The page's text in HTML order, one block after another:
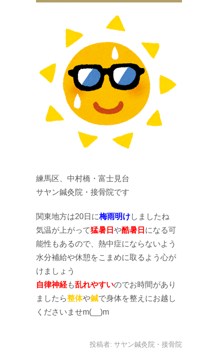
練馬区、中村橋・富士見台
サヤン鍼灸院・接骨院です
関東地方は20日に梅雨明けしましたね
気温が上がって猛暑日 や酷暑日 になる可
能性もあるので、熱中症にならないよう
水分補給や休憩をこまめに取るよう心が
けましょう
自律神経も乱れやすいのでお時間があり
ましたら整体や鍼で身体を整えにお越し
くださいませm(__)m
投稿者: サヤン鍼灸院・接骨院